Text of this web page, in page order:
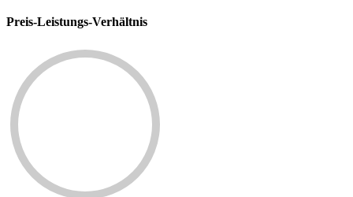
Preis-Leistungs-Verhältnis